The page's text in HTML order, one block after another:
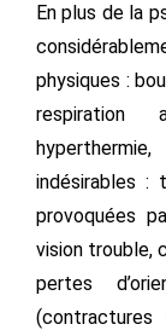
En plus de la
physiques :
respiration
indésirables :
provoquées
vision trouble,
pertes
(contractures